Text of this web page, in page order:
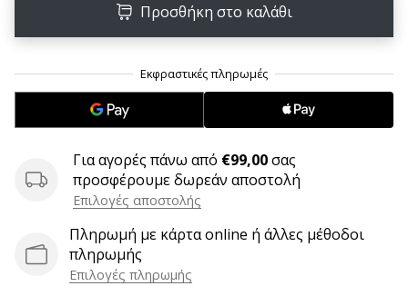
μας
λάτρης
Γίνε
πρεσβευτής/
της
μάρκας
Προσθήκη στο καλάθι
Για αγορές πάνω από €99,00σας
προσφέρουμε δωρεάν αποστολή
Επιλογές αποστολής
Πληρωμή με κάρτα online ή άλλες μέθοδοι
πληρωμής
Επιλογές πληρωμής